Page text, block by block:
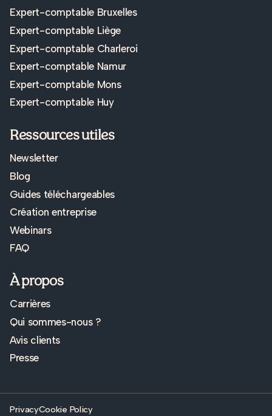
Expert-comptable Bruxelles
Expert-comptable Liège
Expert-comptable Charleroi
Expert-comptable Namur
Expert-comptable Mons
Expert-comptable Huy
Ressources utiles
Newsletter
Blog
Guides téléchargeables
Création entreprise
Webinars
FAQ
À propos
Carrières
Qui sommes-nous ?
Avis clients
Presse
PrivacyCookie Policy